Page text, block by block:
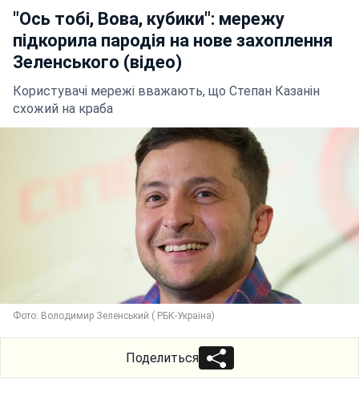
"Ось тобі, Вова, кубики": мережу
підкорила пародія на нове захоплення
Зеленського (відео)
Користувачі мережі вважають, що Степан Казанін
схожий на краба
Фото: Володимир Зеленський ( РБК-Україна)
Поделиться